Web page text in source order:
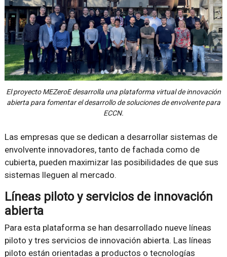
El proyecto MEZeroE desarrolla una plataforma virtual de innovación
abierta para fomentar el desarrollo de soluciones de envolvente para
ECCN.
Las empresas que se dedican a desarrollar sistemas de
envolvente innovadores, tanto de fachada como de
cubierta, pueden maximizar las posibilidades de que sus
sistemas lleguen al mercado.
Líneas piloto y servicios de innovación
abierta
Para esta plataforma se han desarrollado nueve líneas
piloto y tres servicios de innovación abierta. Las líneas
piloto están orientadas a productos o tecnologías